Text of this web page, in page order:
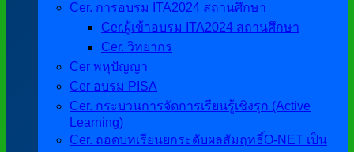
Cer. การอบรม ITA2024 สถานศึกษา
Cer.ผู้เข้าอบรม ITA2024 สถานศึกษา
Cer. วิทยากร
Cer พหุปัญญา
Cer อบรม PISA
Cer. กระบวนการจัดการเรียนรู้เชิงรุก (Active
Learning)
Cer. ถอดบทเรียนยกระดับผลสัมฤทธิ์O-NET เป็น